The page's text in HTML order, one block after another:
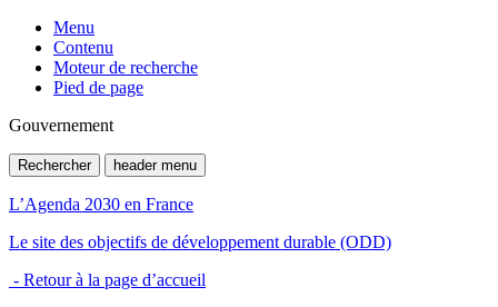
Menu
Contenu
Moteur de recherche
Pied de page
Gouvernement
Rechercher header menu
L’Agenda 2030 en France
Le site des objectifs de développement durable (ODD)
- Retour à la page d’accueil